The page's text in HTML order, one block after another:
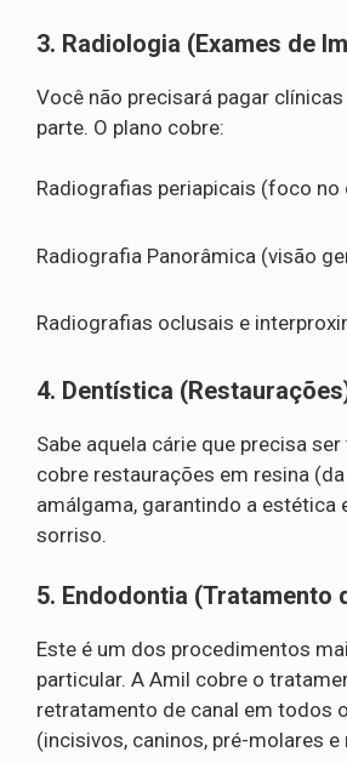
3. Radiologia (Exames de
Você não precisará pagar
parte. O plano cobre:
Radiografias periapicais (foco no
Radiografia Panorâmica (visão
Radiografias oclusais e
4. Dentística
Sabe aquela cárie que precisa
cobre restaurações em resina
amálgama, garantindo a estética
sorriso.
5. Endodontia (Tratamento
Este é um dos procedimentos
particular. A Amil cobre o
retratamento de canal em todos
(incisivos, caninos, pré-molares e